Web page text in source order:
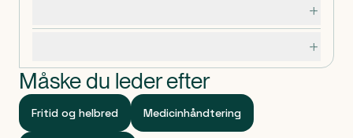
Måske du leder efter
Fritid og helbred Medicinhåndtering